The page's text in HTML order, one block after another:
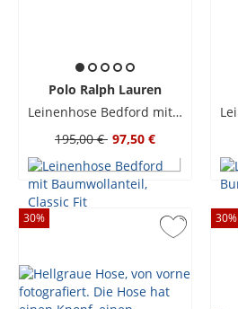
Polo Ralph Lauren
Leinenhose Bedford mit Baumwollanteil, Classic Fit
195,00 € 97,50 €
30% 30%